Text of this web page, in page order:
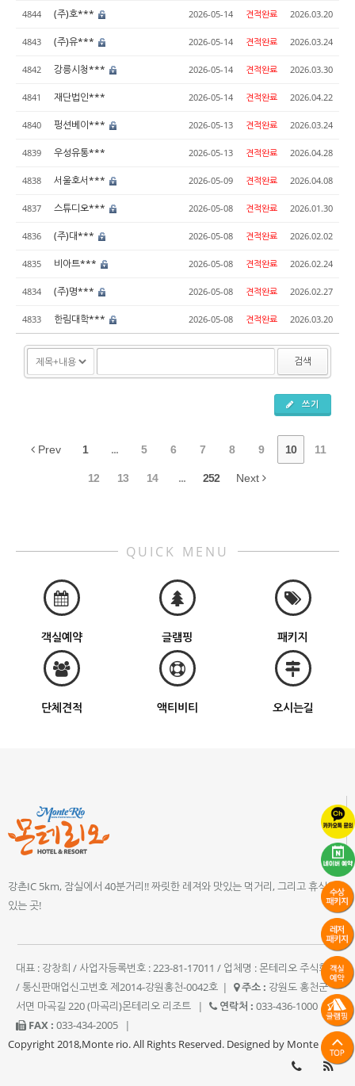
4844 (주)호*** 2026-05-14 견적완료 2026.03.20
4843 (주)유*** 2026-05-14 견적완료 2026.03.24
4842 강릉시청*** 2026-05-14 견적완료 2026.03.30
4841 재단법인*** 2026-05-14 견적완료 2026.04.22
4840 펑션베이*** 2026-05-13 견적완료 2026.03.24
4839 우성유통*** 2026-05-13 견적완료 2026.04.28
4838 서울호서*** 2026-05-09 견적완료 2026.04.08
4837 스튜디오*** 2026-05-08 견적완료 2026.01.30
4836 (주)대*** 2026-05-08 견적완료 2026.02.02
4835 비아트*** 2026-05-08 견적완료 2026.02.24
4834 (주)명*** 2026-05-08 견적완료 2026.02.27
4833 한림대학*** 2026-05-08 견적완료 2026.03.20
검색
쓰기
Prev 1 ... 5 6 7 8 9 10 11
12 13 14 ... 252 Next
QUICK MENU
객실예약 글램핑 패키지
단체견적 액티비티 오시는길
강촌IC 5km, 잠실에서 40분거리!! 짜릿한 레져와 맛있는 먹거리, 그리고 휴식이
있는 곳!
대표 : 강창희 / 사업자등록번호 : 223-81-17011 / 업체명 : 몬테리오 주식회사
/ 통신판매업신고번호 제2014-강원홍천-0042호 | 주소 : 강원도 홍천군
서면 마곡길 220 (마곡리)몬테리오 리조트
| 연락처 : 033-436-1000
|
FAX : 033-434-2005
|
Copyright 2018,Monte rio. All Rights Reserved. Designed by Monte rio.